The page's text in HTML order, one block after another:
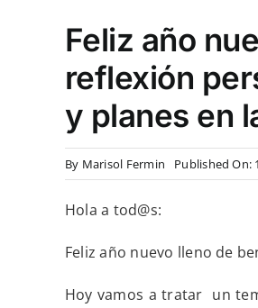
Feliz año
reflexión
y planes en
By Marisol Fermin Published On:
Hola a tod@s:
Feliz año nuevo lleno de
Hoy vamos a tratar un